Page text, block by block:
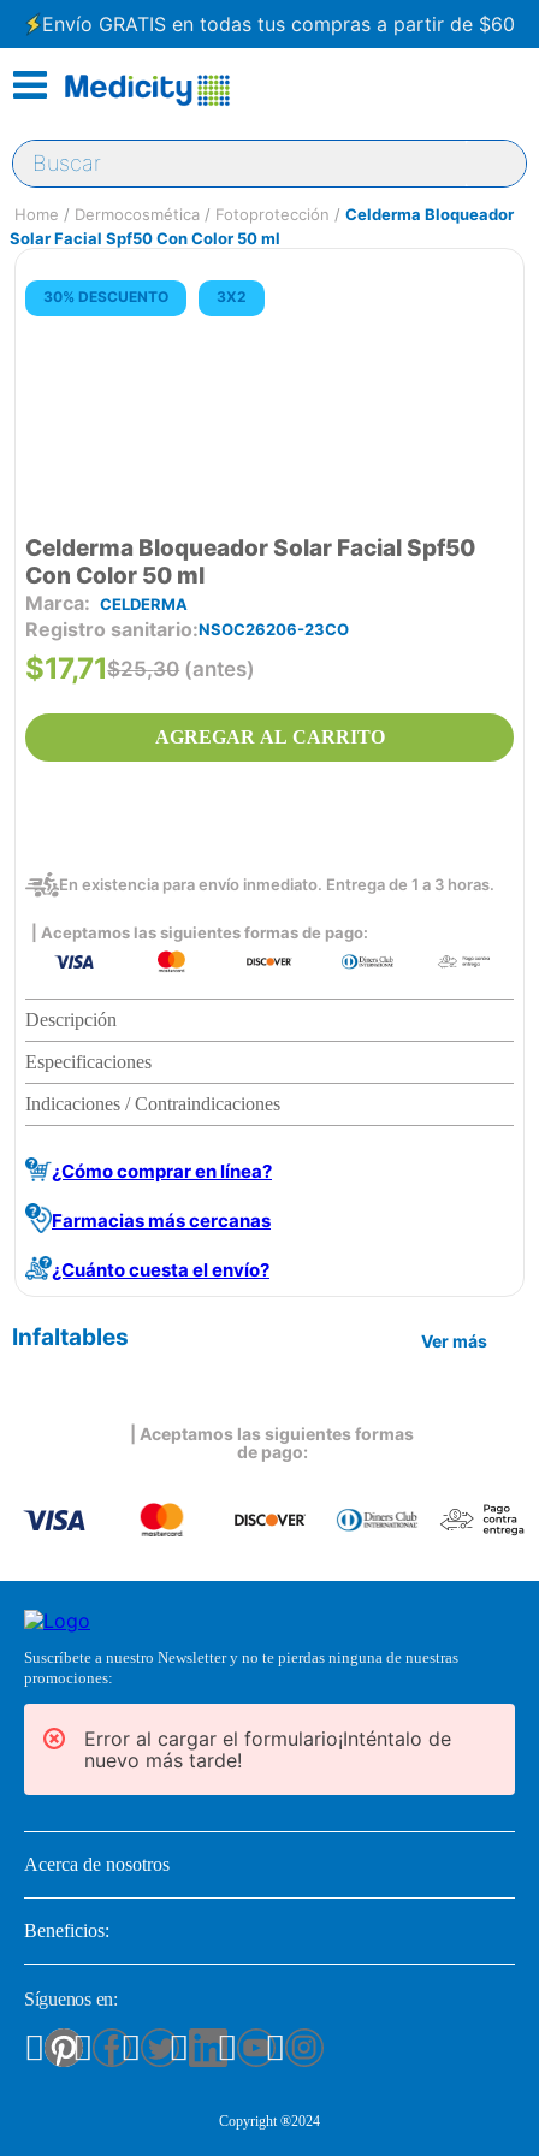
Envío GRATIS en todas tus compras a partir de $60
Buscar
Dermocosmética Fotoprotección
Celderma Bloqueador
Solar Facial Spf50 Con Color 50 ml
30% DESCUENTO 3X2
Celderma Bloqueador Solar Facial Spf50
Con Color 50 ml
CELDERMA
Registro sanitario NSOC26206-23CO
$25,30 (antes)
$17,71
AGREGAR AL CARRITO
En existencia para envío inmediato. Entrega de 1 a 3 horas.
| Aceptamos las siguientes formas de pago:
Descripción
Especificaciones
Indicaciones / Contraindicaciones
¿Cómo comprar en línea?
Farmacias más cercanas
¿Cuánto cuesta el envío?
Infaltables Ver más
| Aceptamos las siguientes formas
de pago:
Suscríbete a nuestro Newsletter y no te pierdas ninguna de nuestras
promociones:
Error al cargar el formulario¡Inténtalo de
nuevo más tarde!
Acerca de nosotros
Beneficios:
Síguenos en:
Copyright ®2024